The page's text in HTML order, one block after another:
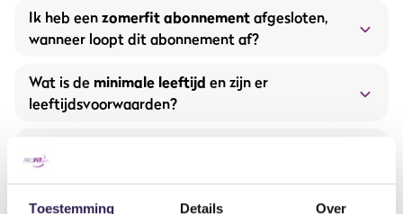
Toestemming Details Over
Ik heb eenzomerfit abonnementafgesloten,
wanneer loopt dit abonnement af?
Wat is de minimale leeftijd en zijn er
leeftijdsvoorwaarden?
lidmaatschap bij ProFit Gym?